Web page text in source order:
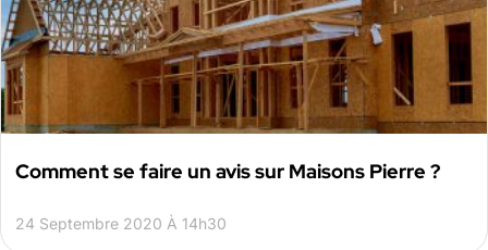
Comment se faire un avis sur Maisons Pierre ?
24 Septembre 2020 À 14h30